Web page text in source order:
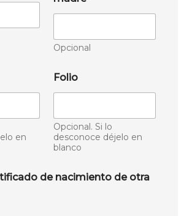
Opcional
en
Folio
Opcional. Si lo
desconoce déjelo en
blanco
de nacimiento de otra